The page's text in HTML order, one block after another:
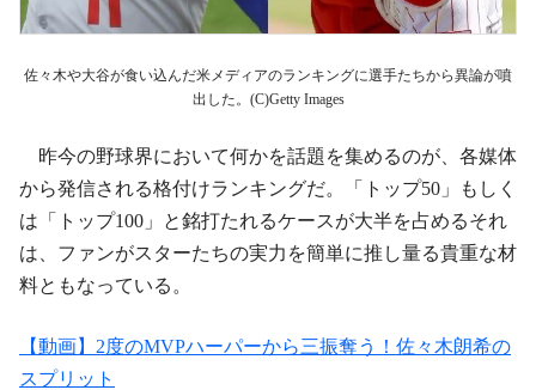
佐々木や大谷が食い込んだ米メディアのランキングに選手たちから異論が噴
出した。(C)Getty Images
昨今の野球界において何かを話題を集めるのが、各媒体
から発信される格付けランキングだ。「トップ50」もしく
は「トップ100」と銘打たれるケースが大半を占めるそれ
は、ファンがスターたちの実力を簡単に推し量る貴重な材
料ともなっている。
【動画】2度のMVPハーパーから三振奪う！佐々木朗希の
スプリット